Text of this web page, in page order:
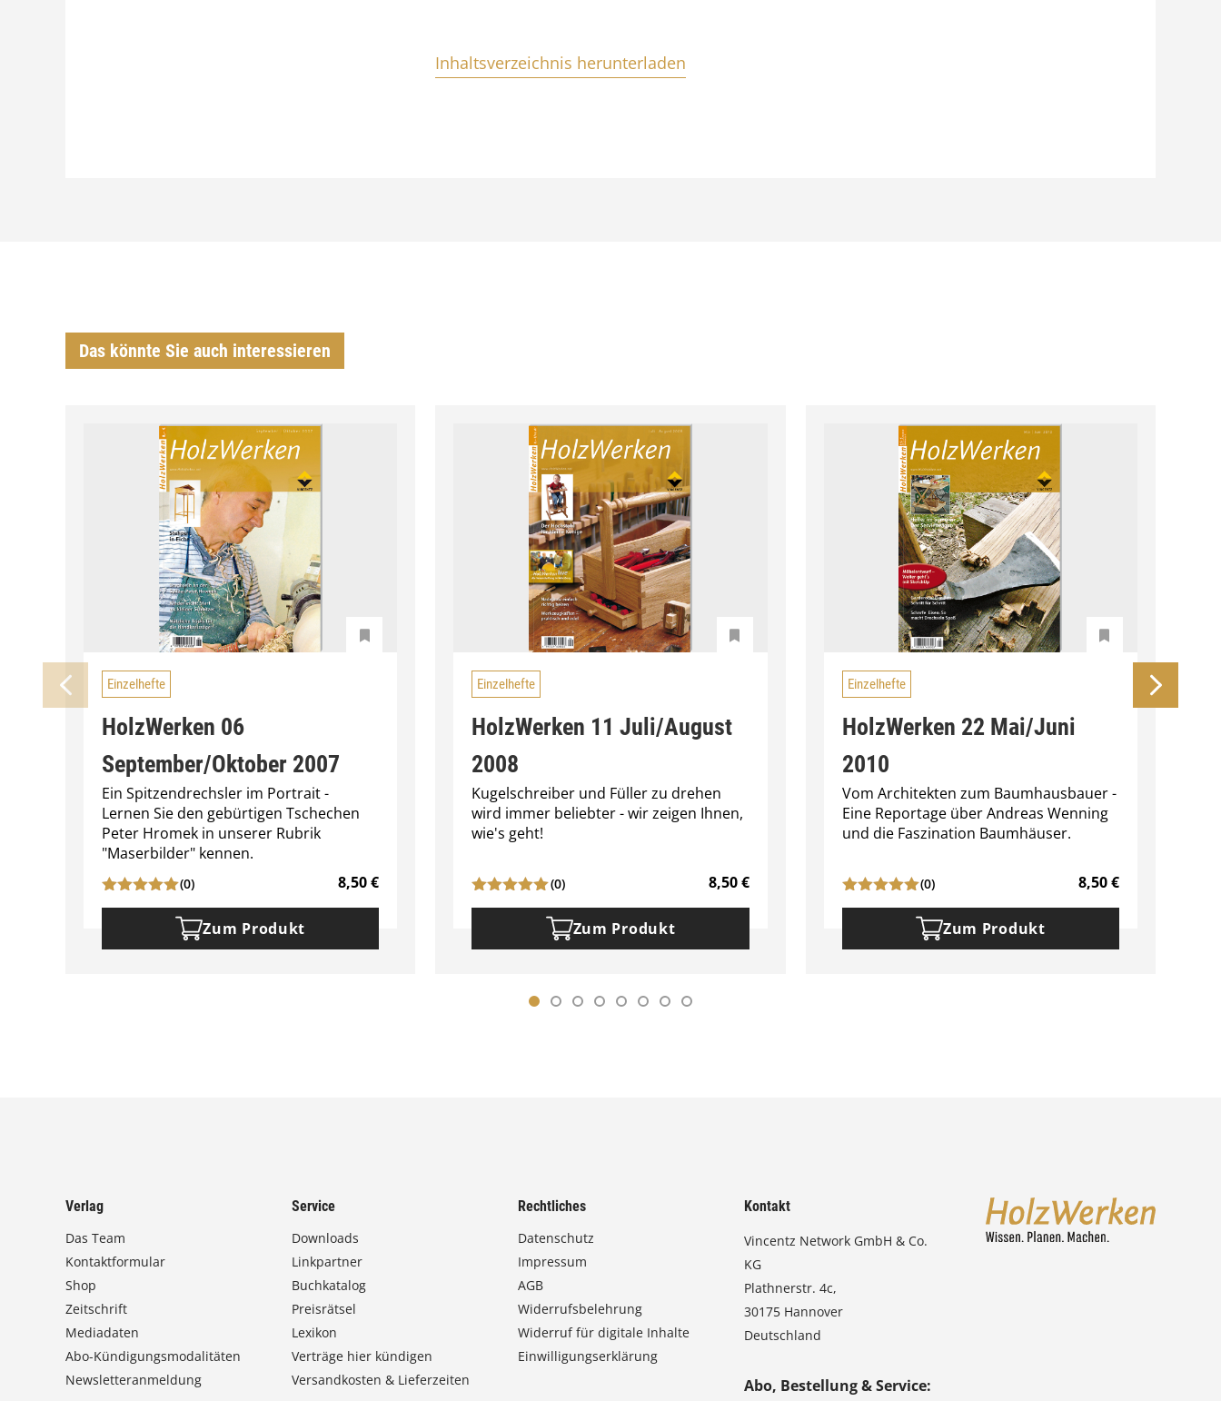
Inhaltsverzeichnis herunterladen
Das könnte Sie auch interessieren
Einzelhefte
HolzWerken 06
September/Oktober 2007
Ein Spitzendrechsler im Portrait -
Lernen Sie den gebürtigen Tschechen
Peter Hromek in unserer Rubrik
"Maserbilder" kennen.
(0) 8,50€
Zum Produkt
Einzelhefte
HolzWerken 11 Juli/August
2008
Kugelschreiber und Füller zu drehen
wird immer beliebter - wir zeigen Ihnen,
wie's geht!
(0) 8,50€
Zum Produkt
Einzelhefte
HolzWerken 22 Mai/Juni
2010
Vom Architekten zum Baumhausbauer -
Eine Reportage über Andreas Wenning
und die Faszination Baumhäuser.
(0) 8,50€
Zum Produkt
Verlag
Das Team
Kontaktformular
Shop
Zeitschrift
Mediadaten
Abo-Kündigungsmodalitäten
Newsletteranmeldung
Service
Downloads
Linkpartner
Buchkatalog
Preisrätsel
Lexikon
Verträge hier kündigen
Versandkosten & Lieferzeiten
Rechtliches
Datenschutz
Impressum
AGB
Widerrufsbelehrung
Widerruf für digitale Inhalte
Einwilligungserklärung
Kontakt
Vincentz Network GmbH & Co.
KG
Plathnerstr. 4c,
30175 Hannover
Deutschland
Abo, Bestellung & Service: